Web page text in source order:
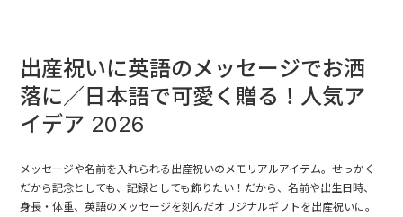
出産祝いに英語のメッセージでお洒
落に／日本語で可愛く贈る！人気ア
イデア 2026
メッセージや名前を入れられる出産祝いのメモリアルアイテム。せっかく
だから記念としても、記録としても飾りたい！だから、名前や出生日時、
身長・体重、英語のメッセージを刻んだオリジナルギフトを出産祝いに。